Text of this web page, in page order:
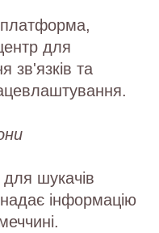
для
зв'язків та
шукачів
інформацію